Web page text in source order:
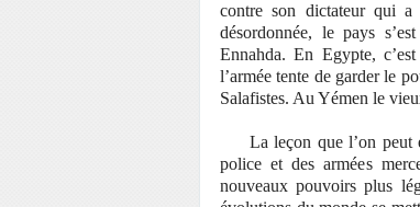
contre son dictateur qui a
désordonnée, le pays
Ennahda. En Egypte,
l’armée tente de garder le
Salafistes. Au Yémen le
La leçon que l’on peut
police et des armées
nouveaux pouvoirs plus